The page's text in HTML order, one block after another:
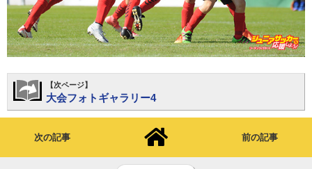
【次ページ】
大会フォトギャラリー4
次の記事 前の記事